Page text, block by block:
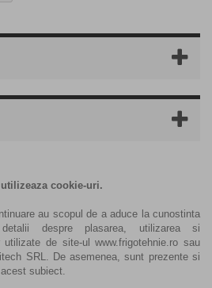
utilizeaza cookie-uri.
au scopul de a aduce la cunostinta
despre plasarea, utilizarea si
utilizate de site-ul www.frigotehnie.ro sau
SRL. De asemenea, sunt prezente si
subiect.